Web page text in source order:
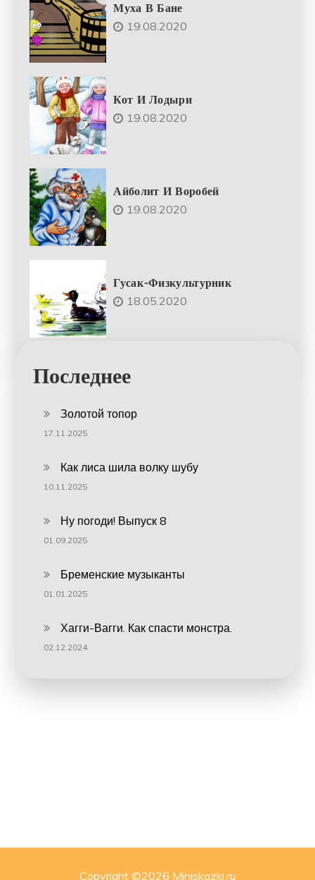
Муха В Бане
19.08.2020
Кот И Лодыри
19.08.2020
Айболит И Воробей
19.08.2020
Гусак-Физкультурник
18.05.2020
Последнее
Золотой топор
17.11.2025
Как лиса шила волку шубу
10.11.2025
Ну погоди! Выпуск 8
01.09.2025
Бременские музыканты
01.01.2025
Хагги-Вагги. Как спасти монстра.
02.12.2024
Copyright ©2026 Miniskazki.ru